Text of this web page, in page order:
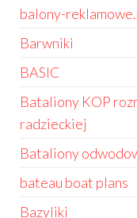
balony-
Barwniki
BASIC
Bataliony KOP
radzieckiej
Bataliony
bateau boat plans
Bazyliki